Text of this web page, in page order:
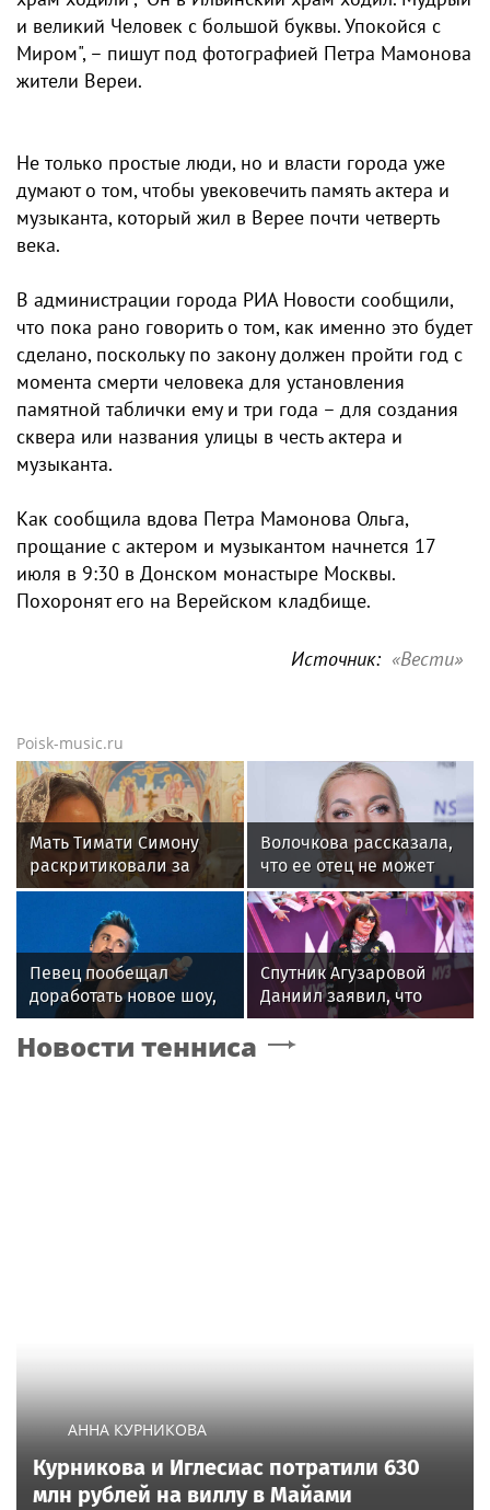
и великий Человек с большой буквы. Упокойся с
Миром", – пишут под фотографией Петра Мамонова
жители Вереи.
Не только простые люди, но и власти города уже
думают о том, чтобы увековечить память актера и
музыканта, который жил в Верее почти четверть
века.
В администрации города РИА Новости сообщили,
что пока рано говорить о том, как именно это будет
сделано, поскольку по закону должен пройти год с
момента смерти человека для установления
памятной таблички ему и три года – для создания
сквера или названия улицы в честь актера и
музыканта.
Как сообщила вдова Петра Мамонова Ольга,
прощание с актером и музыкантом начнется 17
июля в 9:30 в Донском монастыре Москвы.
Похоронят его на Верейском кладбище.
Источник: «Вести»
Poisk-music.ru
Мать Тимати Симону
раскритиковали за
неудачные фото
возлюбленной сына
Валентины
Волочкова рассказала,
что ее отец не может
восстановиться после
инсульта
Певец пообещал
доработать новое шоу,
подвергнутое критике
Спутник Агузаровой
Даниил заявил, что
решал рабочие
вопросы с певицей в
Новости тенниса
АННА КУРНИКОВА
Курникова и Иглесиас потратили 630
млн рублей на виллу в Майами